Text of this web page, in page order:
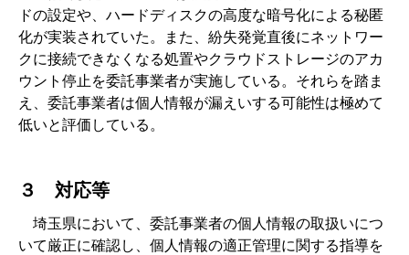
ドの設定や、ハードディスクの高度な暗号化による秘匿
化が実装されていた。また、紛失発覚直後にネットワー
クに接続できなくなる処置やクラウドストレージのアカ
ウント停止を委託事業者が実施している。それらを踏ま
え、委託事業者は個人情報が漏えいする可能性は極めて
低いと評価している。
３ 対応等
埼玉県において、委託事業者の個人情報の取扱いにつ
いて厳正に確認し、個人情報の適正管理に関する指導を